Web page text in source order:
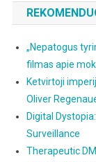
„Nepatogus
filmas apie
Ketvirtoji
Oliver
Digital
Surveillance
Therapeutic